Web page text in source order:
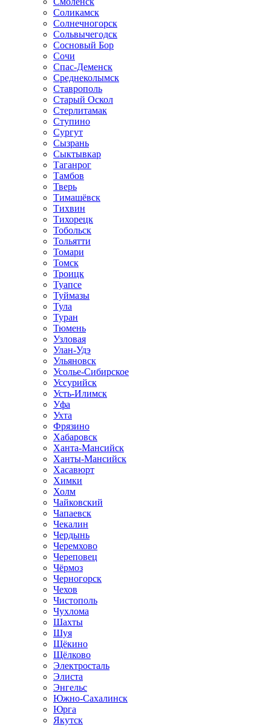
Соликамск
Солнечногорск
Сольвычегодск
Сосновый Бор
Сочи
Спас-Деменск
Среднеколымск
Ставрополь
Старый Оскол
Стерлитамак
Ступино
Сургут
Сызрань
Сыктывкар
Таганрог
Тамбов
Тверь
Тимашёвск
Тихвин
Тихорецк
Тобольск
Тольятти
Томари
Томск
Троицк
Туапсе
Туймазы
Тула
Туран
Тюмень
Узловая
Улан-Удэ
Ульяновск
Усолье-Сибирское
Уссурийск
Усть-Илимск
Уфа
Ухта
Фрязино
Хабаровск
Ханта-Мансийск
Ханты-Мансийск
Хасавюрт
Химки
Холм
Чайковский
Чапаевск
Чекалин
Чердынь
Черемхово
Череповец
Чёрмоз
Черногорск
Чехов
Чистополь
Чухлома
Шахты
Шуя
Щёкино
Щёлково
Электросталь
Элиста
Энгельс
Южно-Сахалинск
Юрга
Якутск